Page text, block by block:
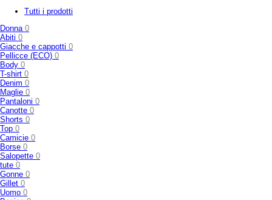
Tutti i prodotti
Donna 0
Abiti 0
Giacche e cappotti 0
Pellicce (ECO) 0
Body 0
T-shirt 0
Denim 0
Maglie 0
Pantaloni 0
Canotte 0
Shorts 0
Top 0
Camicie 0
Borse 0
Salopette 0
tute 0
Gonne 0
Gillet 0
Uomo 0